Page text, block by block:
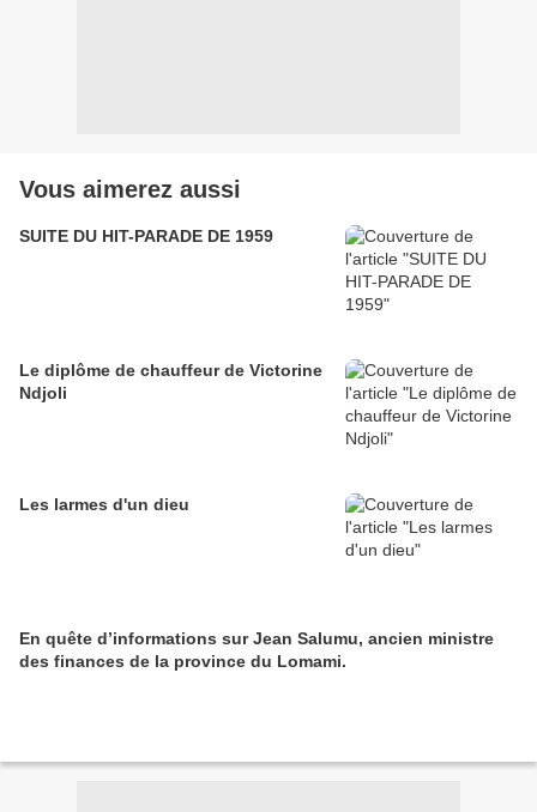
Vous aimerez aussi
SUITE DU HIT-PARADE DE 1959
Le diplôme de chauffeur de Victorine
Ndjoli
Les larmes d'un dieu
En quête d’informations sur Jean Salumu, ancien ministre
des finances de la province du Lomami.